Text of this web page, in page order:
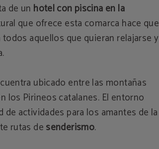
de un hotel con piscina en la
que ofrece esta comarca hace que
aquellos que quieran relajarse y
ubicado entre las montañas
los Pirineos catalanes. El entorno
de actividades para los amantes de la
rutas desenderismo.